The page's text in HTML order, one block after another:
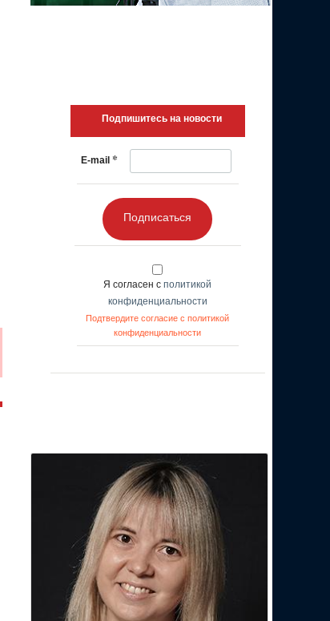
Подпишитесь на новости
E-mail *
Подписаться
Я согласен с политикой
конфиденциальности
Подтвердите согласие с политикой
конфиденциальности